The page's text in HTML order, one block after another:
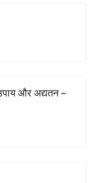
और अद्यतन –